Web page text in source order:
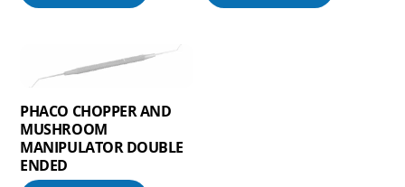
PHACO CHOPPER AND
MUSHROOM
MANIPULATOR DOUBLE
ENDED